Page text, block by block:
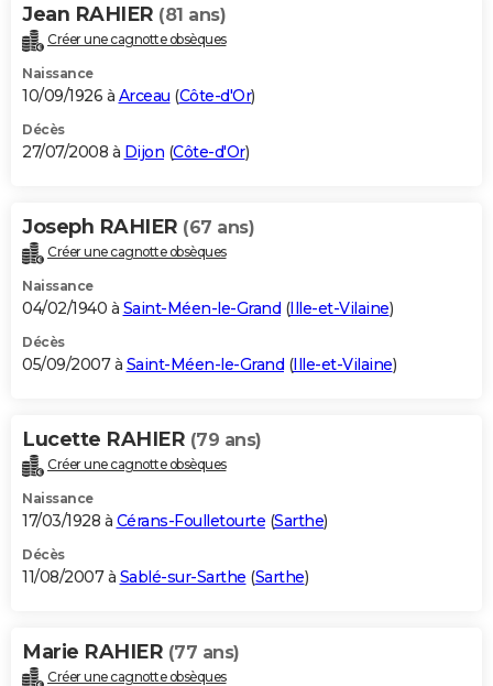
Jean RAHIER (81 ans)
Créer une cagnotte obsèques
Naissance
10/09/1926 à Arceau (Côte-d'Or)
Décès
27/07/2008 à Dijon (Côte-d'Or)
Joseph RAHIER (67 ans)
Créer une cagnotte obsèques
Naissance
04/02/1940 à Saint-Méen-le-Grand (Ille-et-Vilaine)
Décès
05/09/2007 à Saint-Méen-le-Grand (Ille-et-Vilaine)
Lucette RAHIER (79 ans)
Créer une cagnotte obsèques
Naissance
17/03/1928 à Cérans-Foulletourte (Sarthe)
Décès
11/08/2007 à Sablé-sur-Sarthe (Sarthe)
Marie RAHIER (77 ans)
Créer une cagnotte obsèques